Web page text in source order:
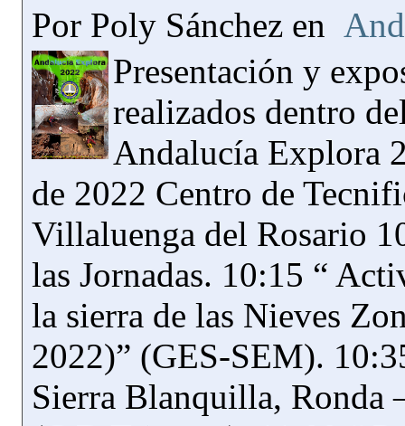
Por Poly Sánchez en
Presentación y
realizados dentro
Andalucía Explora
de 2022 Centro de
Villaluenga del Rosario
las Jornadas. 10:15 “
la sierra de las Nieves
2022)” (GES-SEM).
Sierra Blanquilla, Ronda